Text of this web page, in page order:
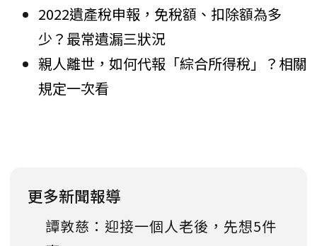
2022遺產稅申報，免稅額、扣除額為多
少？最常遺漏三狀況
親人離世，如何代報「綜合所得稅」？相關
規定一次看
更多新聞報導
譚敦慈：迎接一個人老後，先想5件